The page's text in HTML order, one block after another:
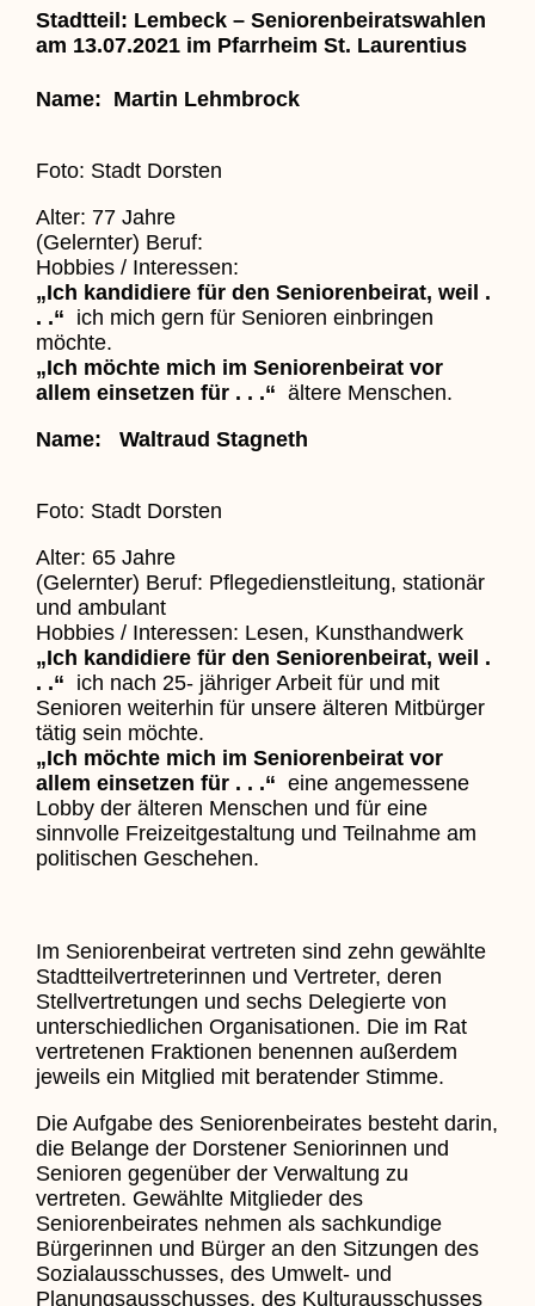
Stadtteil: Lembeck – Seniorenbeiratswahlen
am 13.07.2021 im Pfarrheim St. Laurentius
Name: Martin Lehmbrock
Foto: Stadt Dorsten
Alter: 77 Jahre
(Gelernter) Beruf:
Hobbies / Interessen:
„Ich kandidiere für den Seniorenbeirat, weil .
. .“ ich mich gern für Senioren einbringen
möchte.
„Ich möchte mich im Seniorenbeirat vor
allem einsetzen für . . .“ ältere Menschen.
Name: Waltraud Stagneth
Foto: Stadt Dorsten
Alter: 65 Jahre
(Gelernter) Beruf: Pflegedienstleitung, stationär
und ambulant
Hobbies / Interessen: Lesen, Kunsthandwerk
„Ich kandidiere für den Seniorenbeirat, weil .
. .“ ich nach 25- jähriger Arbeit für und mit
Senioren weiterhin für unsere älteren Mitbürger
tätig sein möchte.
„Ich möchte mich im Seniorenbeirat vor
allem einsetzen für . . .“ eine angemessene
Lobby der älteren Menschen und für eine
sinnvolle Freizeitgestaltung und Teilnahme am
politischen Geschehen.
Im Seniorenbeirat vertreten sind zehn gewählte
Stadtteilvertreterinnen und Vertreter, deren
Stellvertretungen und sechs Delegierte von
unterschiedlichen Organisationen. Die im Rat
vertretenen Fraktionen benennen außerdem
jeweils ein Mitglied mit beratender Stimme.
Die Aufgabe des Seniorenbeirates besteht darin,
die Belange der Dorstener Seniorinnen und
Senioren gegenüber der Verwaltung zu
vertreten. Gewählte Mitglieder des
Seniorenbeirates nehmen als sachkundige
Bürgerinnen und Bürger an den Sitzungen des
Sozialausschusses, des Umwelt- und
Planungsausschusses, des Kulturausschusses